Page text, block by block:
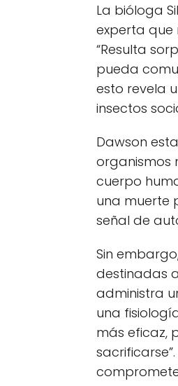
La bióloga
experta que
“Resulta
pueda
esto revela
insectos
Dawson
organismos
cuerpo
una muerte
señal de
Sin
destinadas
administra
una
más eficaz,